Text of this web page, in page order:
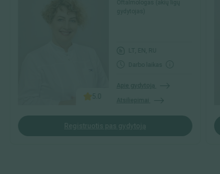
5.0
LT, EN, RU
Darbo laikas
Apie gydytoją
Atsiliepimai
Registruotis pas gydytoją